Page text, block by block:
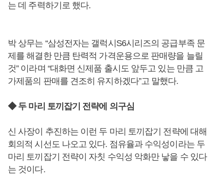
는 데 주력하기로 했다.
박 상무는 “삼성전자는 갤럭시S6시리즈의 공급부족 문
제를 해결한 만큼 탄력적 가격운용으로 판매량을 늘릴
것” 이라며 “대화면 신제품 출시도 앞두고 있는 만큼 고
가제품의 판매를 견조히 유지하겠다”고 말했다.
◆ 두 마리 토끼잡기 전략에 의구심
신 사장이 추진하는 이런 두 마리 토끼잡기 전략에 대해
회의적 시선도 나오고 있다. 점유율과 수익성이라는 두
마리 토끼잡기 전략이 자칫 수익성 악화만 낳을 수 있다
는 것이다.